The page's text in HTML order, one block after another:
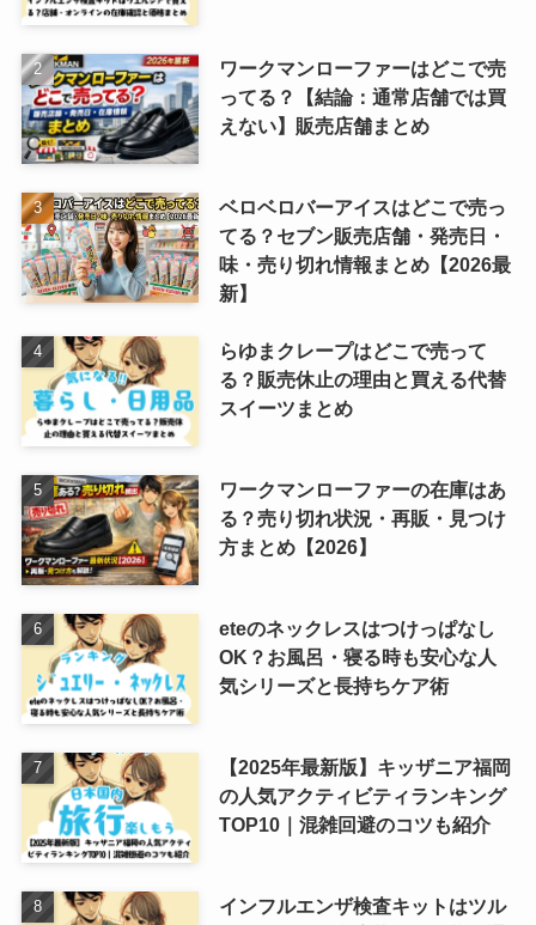
ワークマンローファーはどこで売
ってる？【結論：通常店舗では買
えない】販売店舗まとめ
ベロベロバーアイスはどこで売っ
てる？セブン販売店舗・発売日・
味・売り切れ情報まとめ【2026最
新】
らゆまクレープはどこで売って
る？販売休止の理由と買える代替
スイーツまとめ
ワークマンローファーの在庫はあ
る？売り切れ状況・再販・見つけ
方まとめ【2026】
eteのネックレスはつけっぱなし
OK？お風呂・寝る時も安心な人
気シリーズと長持ちケア術
【2025年最新版】キッザニア福岡
の人気アクティビティランキング
TOP10｜混雑回避のコツも紹介
インフルエンザ検査キットはツル